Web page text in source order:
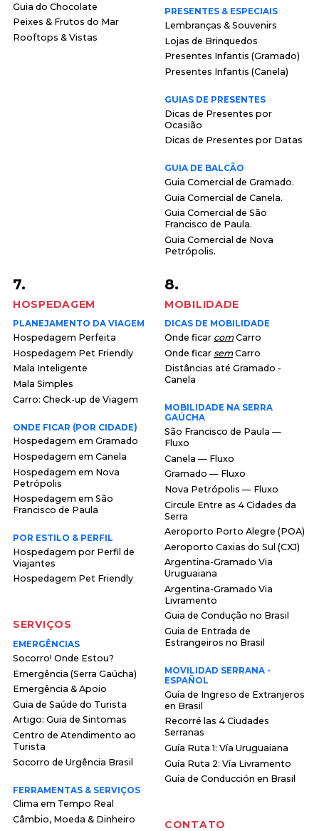
Guia do Chocolate
Peixes & Frutos do Mar
Rooftops & Vistas
PRESENTES & ESPECIAIS
Lembranças & Souvenirs
Lojas de Brinquedos
Presentes Infantis (Gramado)
Presentes Infantis (Canela)
GUIAS DE PRESENTES
Dicas de Presentes por
Ocasião
Dicas de Presentes por Datas
GUIA DE BALCÃO
Guia Comercial de Gramado.
Guia Comercial de Canela.
Guia Comercial de São
Francisco de Paula.
Guia Comercial de Nova
Petrópolis.
7.
HOSPEDAGEM
PLANEJAMENTO DA VIAGEM
Hospedagem Perfeita
Hospedagem Pet Friendly
Mala Inteligente
Mala Simples
Carro: Check-up de Viagem
ONDE FICAR (POR CIDADE)
Hospedagem em Gramado
Hospedagem em Canela
Hospedagem em Nova
Petrópolis
Hospedagem em São
Francisco de Paula
POR ESTILO & PERFIL
Hospedagem por Perfil de
Viajantes
Hospedagem Pet Friendly
SERVIÇOS
EMERGÊNCIAS
Socorro! Onde Estou?
Emergência (Serra Gaúcha)
Emergência & Apoio
Guia de Saúde do Turista
Artigo: Guia de Sintomas
Centro de Atendimento ao
Turista
Socorro de Urgência Brasil
FERRAMENTAS & SERVIÇOS
Clima em Tempo Real
Câmbio, Moeda & Dinheiro
8.
MOBILIDADE
DICAS DE MOBILIDADE
Onde ficar comCarro
Onde ficar semCarro
Distâncias até Gramado -
Canela
MOBILIDADE NA SERRA
GAÚCHA
São Francisco de Paula —
Fluxo
Canela — Fluxo
Gramado — Fluxo
Nova Petrópolis — Fluxo
Circule Entre as 4 Cidades da
Serra
Aeroporto Porto Alegre (POA)
Aeroporto Caxias do Sul (CXJ)
Argentina-Gramado Via
Uruguaiana
Argentina-Gramado Via
Livramento
Guia de Condução no Brasil
Guia de Entrada de
Estrangeiros no Brasil
MOVILIDAD SERRANA -
ESPAÑOL
Guía de Ingreso de Extranjeros
en Brasil
Recorré las 4 Ciudades
Serranas
Guía Ruta 1: Vía Uruguaiana
Guía Ruta 2: Vía Livramento
Guía de Conducción en Brasil
CONTATO